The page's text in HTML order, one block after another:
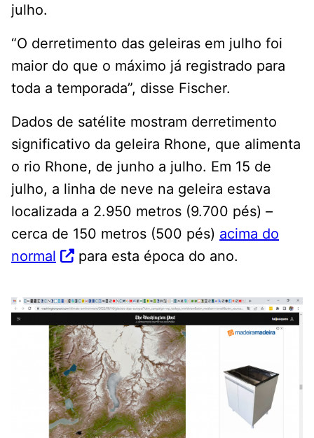
julho.
“O derretimento das geleiras em julho foi
maior do que o máximo já registrado para
toda a temporada”, disse Fischer.
Dados de satélite mostram derretimento
significativo da geleira Rhone, que alimenta
o rio Rhone, de junho a julho. Em 15 de
julho, a linha de neve na geleira estava
localizada a 2.950 metros (9.700 pés) –
cerca de 150 metros (500 pés) acima do
normal
para esta época do ano.